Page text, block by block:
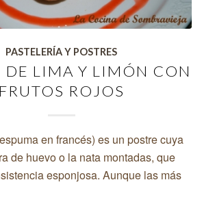
PASTELERÍA Y POSTRES
DE LIMA Y LIMÓN CON
FRUTOS ROJOS
en francés) es un postre cuya
de huevo o la nata montadas, que
esponjosa. Aunque las más